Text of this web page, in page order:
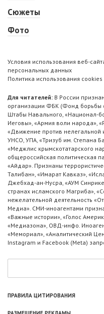
Сюжеты
Фото
Условия использования веб-
персональных данных
Политика использования cookies
Для читателей: В России
организации ФБК (Фонд борьбы
Штабы Навального, «Национал-
Иеговы», «Армия воли народа»,
«Движение против нелегальной
УНСО, УПА, «Тризуб им. Степана
«Меджлис крымскотатарского
общероссийская политическая
«Айдар». Признаны
Талибан», «Имарат Кавказ»,
Джебхад-ан-Нусра, «АУМ
странах исламского Магриба»,
нежелательной деятельность
Медиа». СМИ-иноагентами
«Важные истории», «Голос
«Медиазона», ОВД-инфо.
«Мемориал», «Аналитический
Instagram и Facebook (Metа)
ПРАВИЛА ЦИТИРОВАНИЯ